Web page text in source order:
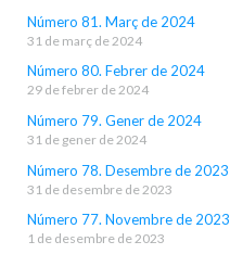
Número 81. Març de 2024
31 de març de 2024
Número 80. Febrer de 2024
29 de febrer de 2024
Número 79. Gener de 2024
31 de gener de 2024
Número 78. Desembre de 2023
31 de desembre de 2023
Número 77. Novembre de 2023
1 de desembre de 2023